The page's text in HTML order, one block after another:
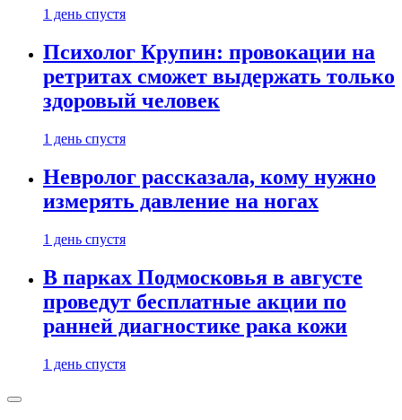
1 день спустя
Психолог Крупин: провокации на
ретритах сможет выдержать только
здоровый человек
1 день спустя
Невролог рассказала, кому нужно
измерять давление на ногах
1 день спустя
В парках Подмосковья в августе
проведут бесплатные акции по
ранней диагностике рака кожи
1 день спустя